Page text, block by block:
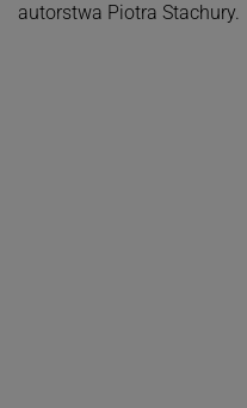
autorstwa Piotra Stachury.